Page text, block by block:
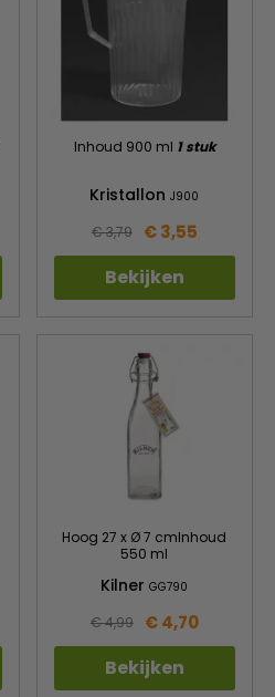
Inhoud 900 ml 1 stuk
KristallonJ900
€ 3,79 € 3,55
Bekijken
Hoog 27 x Ø 7 cmInhoud
550 ml
KilnerGG790
€ 4,99 € 4,70
Bekijken